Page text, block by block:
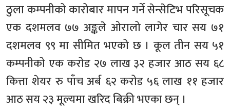
ठुला कम्पनीको कारोबार मापन गर्ने सेन्सेटिभ परिसूचक
एक दशमलव ७७ अङ्कले ओरालो लागेर चार सय ७१
दशमलव ९९ मा सीमित भएको छ । कूल तीन सय ५१
कम्पनीको एक करोड २७ लाख ३२ हजार आठ सय ६८
कित्ता शेयर रु पाँच अर्ब ६२ करोड ५६ लाख ११ हजार
आठ सय २३ मूल्यमा खरिद बिक्री भएका छन् ।